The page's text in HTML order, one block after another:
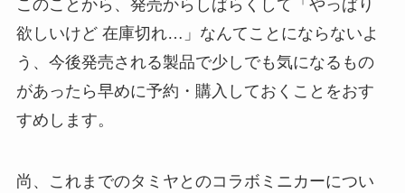
このことから、発売からしばらくして「やっぱり
欲しいけど 在庫切れ…」なんてことにならないよ
う、今後発売される製品で少しでも気になるもの
があったら早めに予約・購入しておくことをおす
すめします。
尚、これまでのタミヤとのコラボミニカーについ